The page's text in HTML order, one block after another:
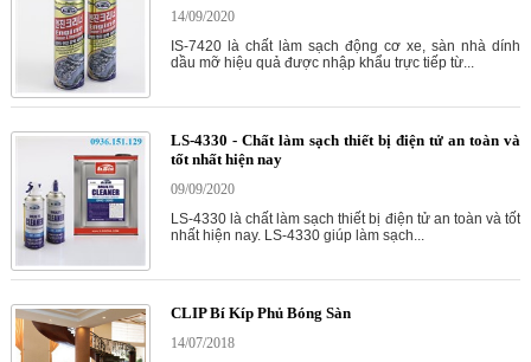
14/09/2020
IS-7420 là chất làm sạch động cơ xe, sàn nhà dính
dầu mỡ hiệu quả được nhập khẩu trực tiếp từ...
LS-4330 - Chất làm sạch thiết bị điện tử an toàn và
tốt nhất hiện nay
09/09/2020
LS-4330 là chất làm sạch thiết bị điện tử an toàn và tốt
nhất hiện nay. LS-4330 giúp làm sạch...
CLIP Bí Kíp Phủ Bóng Sàn
14/07/2018